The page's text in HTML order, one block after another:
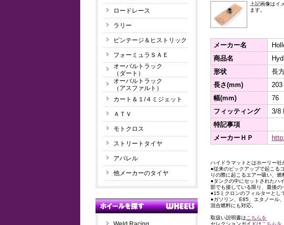
ロードレース
ラリー
ビンテージ＆ヒストリック
フォーミュラＳＡＥ
オーバルトラック
（ダート）
オーバルトラック
（アスファルト）
カート＆１/４ミジェット
ＡＴＶ
モトクロス
ストリートタイヤ
アパレル
他メーカーのタイヤ
上記画像はイ
ます。
メーカー名
商品名
形状
長
長さ(mm)
203
幅(mm)
76
フィッティング
3/8
特記事項
メーカーＨＰ
ハイドラマットとはホーリー社
●従来のピックアップで起こる
りの際に起こるエアー吸い、燃
●タンクの中にセットされたハ
部でも接している限り、最後の
●15ミクロンのフィルターとし
●ガソリン、E85、エタノール
混合燃料にも対応。
取扱い説明書は こちらを
セレクションガイドは こちらを